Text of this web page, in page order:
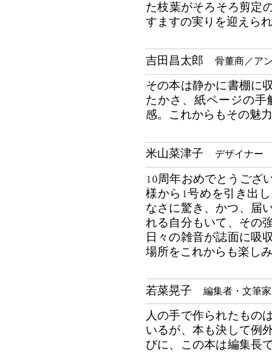
た枝葉がそろそろ剪定
すますの実りを迎えら
吉田昌太郎 骨董商／ア
その本は静かに書棚に
たかさ、紙ページの
感。これからもその魅
米山菜津子 デザイナー
10周年おめでとうござ
様から1号めを引き出
なさに驚き、かつ、届
れる自分もいて、その
日々の雑音が誌面に吸
場所をこれからも楽し
若菜晃子 編集者・文筆家
人の手で作られたもの
いるが、本も決して例
びに、この本は編集長